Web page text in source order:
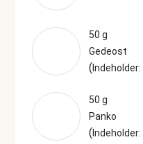
50 g
Gedeost
(Indeholder:
50 g
Panko
(Indeholder: